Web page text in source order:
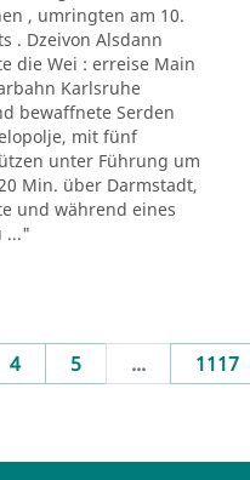
, umringten am 10.
. Dzeivon Alsdann
die Wei : erreise Main
Karlsruhe
bewaffnete Serden
mit fünf
unter Führung um
Min. über Darmstadt,
und während eines
..."
4 5 ... 1117